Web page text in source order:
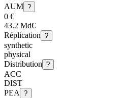
AUM ?
0 €
43.2 Md€
Réplication ?
synthetic
physical
Distribution ?
ACC
DIST
PEA
?